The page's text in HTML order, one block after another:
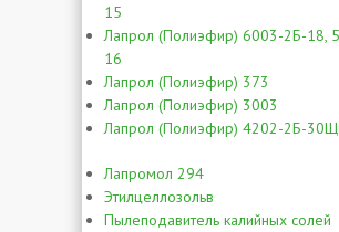
15
Лапрол (Полиэфир) 6003-2Б-18,
16
Лапрол (Полиэфир) 373
Лапрол (Полиэфир) 3003
Лапрол (Полиэфир) 4202-2Б-30Щ
Лапромол 294
Этилцеллозольв
Пылеподавитель калийных солей